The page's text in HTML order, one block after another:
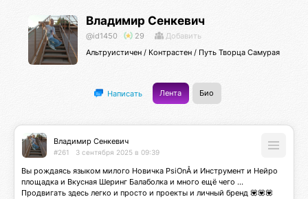
Владимир Сенкевич
@id1450 29
Добавить
Альтруистичен / Контрастен / Путь Творца Самурая
Написать Лента Био
Владимир Сенкевич
#261 3 сентября 2025 в 09:39
Вы рождаясь языком милого Новичка PsiOnÅ и Инструмент и Нейро
площадка и Вкусная Шеринг Балаболка и много ещё чего ...
Продвигать здесь легко и просто и проекты и личный бренд 💟💟💟